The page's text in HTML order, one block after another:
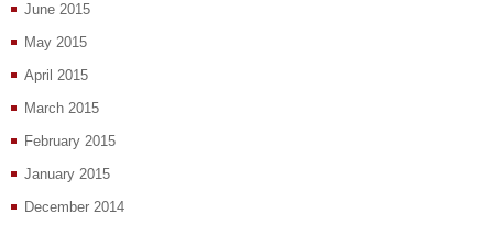
June 2015
May 2015
April 2015
March 2015
February 2015
January 2015
December 2014